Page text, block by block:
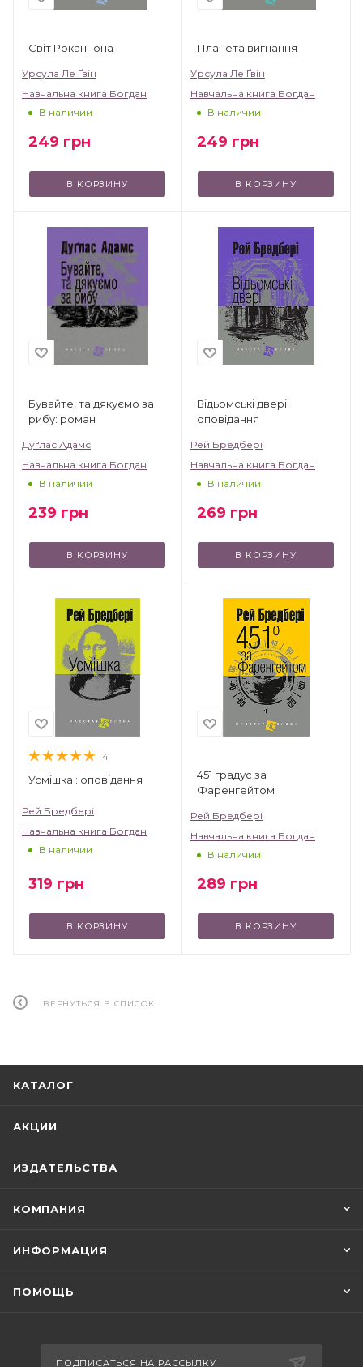
Світ Роканнона
Урсула Ле Ґвін
Навчальна книга Богдан
В наличии
249 грн
В КОРЗИНУ
Планета вигнання
Урсула Ле Ґвін
Навчальна книга Богдан
В наличии
249 грн
В КОРЗИНУ
Бувайте, та дякуємо за
рибу: роман
Дуґлас Адамс
Навчальна книга Богдан
В наличии
239 грн
В КОРЗИНУ
Відьомські двері:
оповідання
Рей Бредбері
Навчальна книга Богдан
В наличии
269 грн
В КОРЗИНУ
4
Усмішка : оповідання
Рей Бредбері
Навчальна книга Богдан
В наличии
319 грн
В КОРЗИНУ
451 градус за
Фаренгейтом
Рей Бредбері
Навчальна книга Богдан
В наличии
289 грн
В КОРЗИНУ
ВЕРНУТЬСЯ В СПИСОК
КАТАЛОГ
АКЦИИ
ИЗДАТЕЛЬСТВА
КОМПАНИЯ
ИНФОРМАЦИЯ
ПОМОЩЬ
ПОДПИСАТЬСЯ НА РАССЫЛКУ